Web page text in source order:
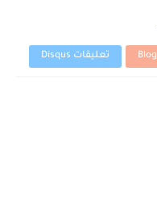
تعليقات Disqus